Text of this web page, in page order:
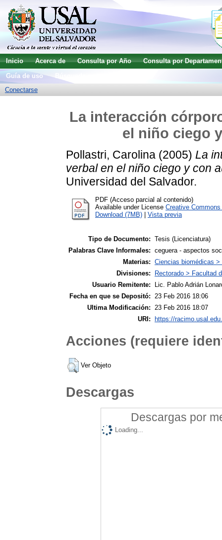
Inicio Acerca de Consulta por Año
Consulta por
Guía de uso
Conectarse
La interacción
el niño ciego
Pollastri, Carolina (2005) La
verbal en el niño ciego y con
Universidad del Salvador.
PDF (Acceso parcial al contenido)
Available under License Creative
Download (7MB)
Vista previa
Tipo de Documento: Tesis (Licenciatura)
Palabras Clave Informales: ceguera - aspectos
Materias: Ciencias biomédicas
Divisiones:
Rectorado > Facultad
Usuario Remitente:
Lic. Pablo Adrián
Fecha en que se Depositó: 23 Feb 2016 18:06
Ultima Modificación: 23 Feb 2016 18:07
URI:
https://
Acciones (requiere
Ver Objeto
Descargas
Descargas por
Loading...